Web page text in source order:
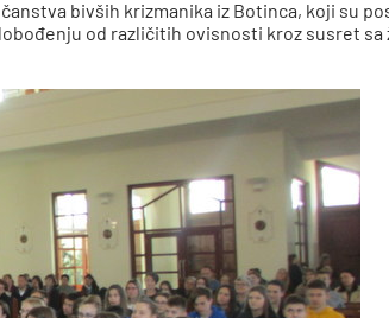
bivših krizmanika iz Botinca, koji su
od različitih ovisnosti kroz susret sa